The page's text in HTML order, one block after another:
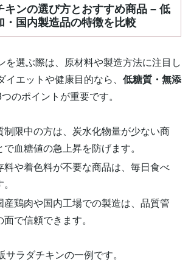
キンの選び方とおすすめ商品 – 低
・国内製造品の特徴を比較
を選ぶ際は、原材料や製造方法に注目し
イエットや健康目的なら、 低糖質・無添
のポイントが重要です。
制限中の方は、炭水化物量が少ない商
血糖値の急上昇を防げます。
料や着色料が不要な商品は、毎日食べ
産鶏肉や国内工場での製造は、品質管
で信頼できます。
サラダチキンの一例です。